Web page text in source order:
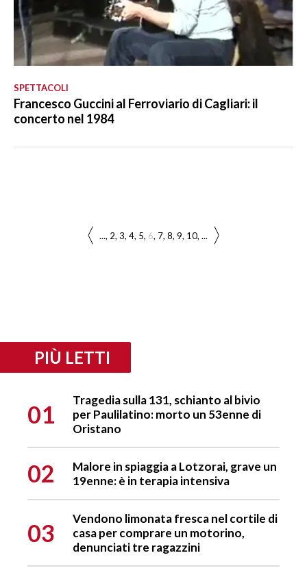
SPETTACOLI
Francesco Guccini al Ferroviario di Cagliari: il
concerto nel 1984
... 2 3 4 5 6 7 8 9 10 ...
PIÙ LETTI
01
Tragedia sulla 131, schianto al bivio
per Paulilatino: morto un 53enne di
Oristano
02
Malore in spiaggia a Lotzorai, grave un
19enne: è in terapia intensiva
03
Vendono limonata fresca nel cortile di
casa per comprare un motorino,
denunciati tre ragazzini